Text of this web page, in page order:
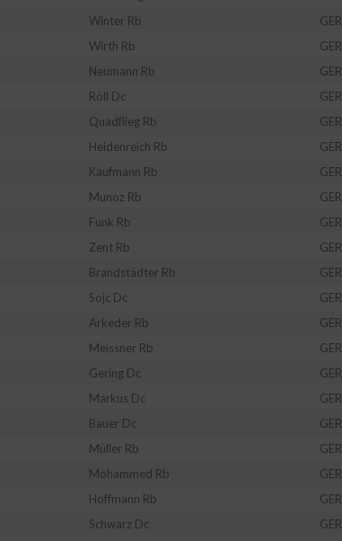
Winter Rb GER
Wirth Rb GER
Neumann Rb GER
Röll Dc GER
Quadflieg Rb GER
Heidenreich Rb GER
Kaufmann Rb GER
Munoz Rb GER
Funk Rb GER
Zent Rb GER
Brandstädter Rb GER
Sojc Dc GER
Arkeder Rb GER
Meissner Rb GER
Gering Dc GER
Markus Dc GER
Bauer Dc GER
Müller Rb GER
Mohammed Rb GER
Hoffmann Rb GER
Schwarz Dc GER
zur Auswahl personalisierter Inhalte
von Inhalten
durch Statistiken oder Kombinationen von Daten aus
Daten zur Auswahl von Inhalten
angeforderten Informationen identifizieren